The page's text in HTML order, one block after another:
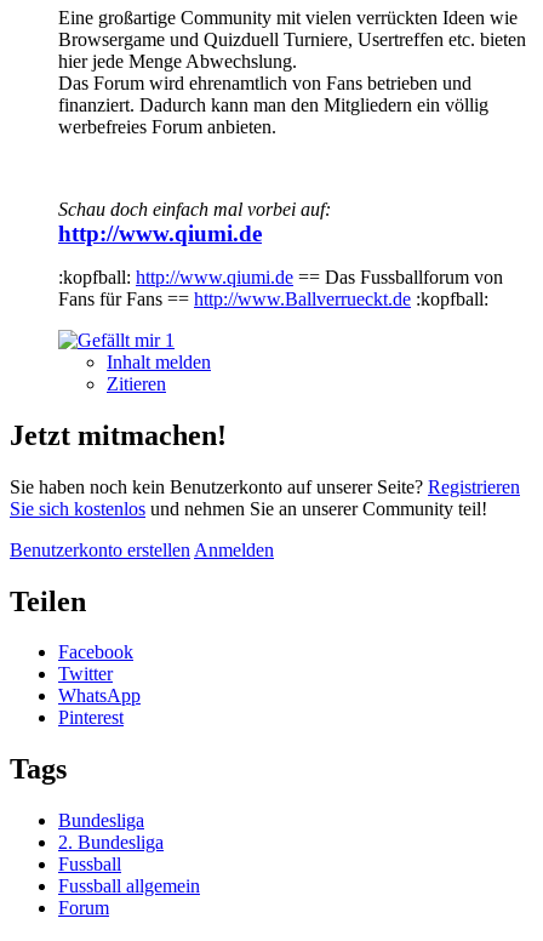
Eine großartige Community mit vielen verrückten Ideen wie
Browsergame und Quizduell Turniere, Usertreffen etc. bieten
hier jede Menge Abwechslung.
Das Forum wird ehrenamtlich von Fans betrieben und
finanziert. Dadurch kann man den Mitgliedern ein völlig
werbefreies Forum anbieten.
Schau doch einfach mal vorbei auf:
http://www.qiumi.de
:kopfball: http://www.qiumi.de == Das Fussballforum von
Fans für Fans == http://www.Ballverrueckt.de :kopfball:
1
Inhalt melden
Zitieren
Jetzt mitmachen!
Sie haben noch kein Benutzerkonto auf unserer Seite? Registrieren
Sie sich kostenlos und nehmen Sie an unserer Community teil!
Benutzerkonto erstellen Anmelden
Teilen
Facebook
Twitter
WhatsApp
Pinterest
Tags
Bundesliga
2. Bundesliga
Fussball
Fussball allgemein
Forum